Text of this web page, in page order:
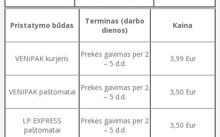
Pristatymo būdas
Terminas (darbo
dienos)
Kaina
VENIPAK kurjeris
Prekės gavimas per 2
– 5 d.d.
3,99 Eur
VENIPAK paštomatai
Prekės gavimas per 2
– 5 d.d.
3,50 Eur
LP EXPRESS
paštomatai
Prekės gavimas per 2
– 5 d.d.
3,50 Eur